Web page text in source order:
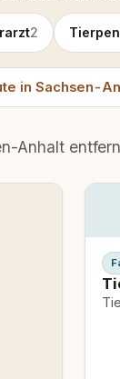
2
in Sachsen-
Anhalt